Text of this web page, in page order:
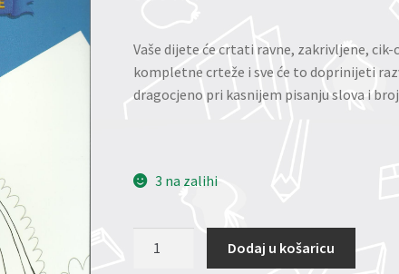
Vaše dijete će crtati ravne, zakrivljene,
kompletne crteže i sve će to doprinijeti
dragocjeno pri kasnijem pisanju slova i
3 na zalihi
Dodaj u košaricu